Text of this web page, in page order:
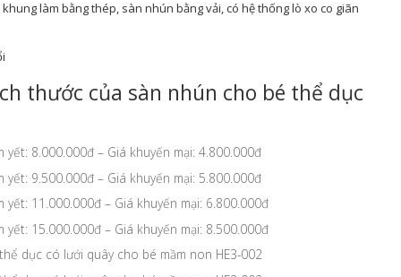
làm bằng thép, sàn nhún bằng vải, có hệ thống lò xo co giãn
thước của sàn nhún cho bé thể dục
8.000.000đ – Giá khuyến mại: 4.800.000đ
9.500.000đ – Giá khuyến mại: 5.800.000đ
11.000.000đ – Giá khuyến mại: 6.800.000đ
15.000.000đ – Giá khuyến mại: 8.500.000đ